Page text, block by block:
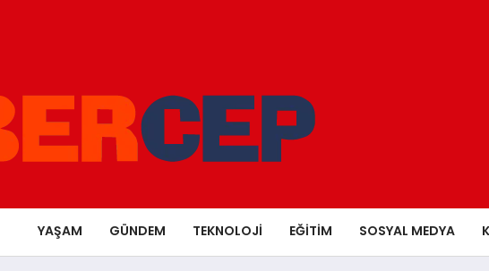
YAŞAM GÜNDEM TEKNOLOJI EĞITIM SOSYAL MEDYA